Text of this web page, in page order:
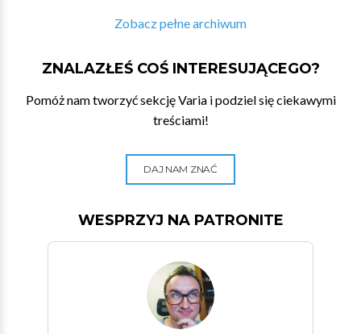
Zobacz pełne archiwum
ZNALAZŁEŚ COŚ INTERESUJĄCEGO?
Pomóż nam tworzyć sekcję Varia i podziel się ciekawymi
treściami!
DAJ NAM ZNAĆ
WESPRZYJ NA PATRONITE